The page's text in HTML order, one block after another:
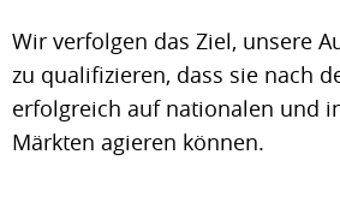
Wir verfolgen das Ziel, unsere
zu qualifizieren, dass sie nach
erfolgreich auf nationalen und
Märkten agieren können.